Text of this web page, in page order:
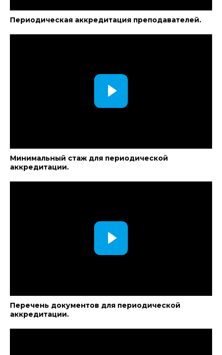
Периодическая аккредитация преподавателей.
Минимальный стаж для периодической
аккредитации.
Перечень документов для периодической
аккредитации.